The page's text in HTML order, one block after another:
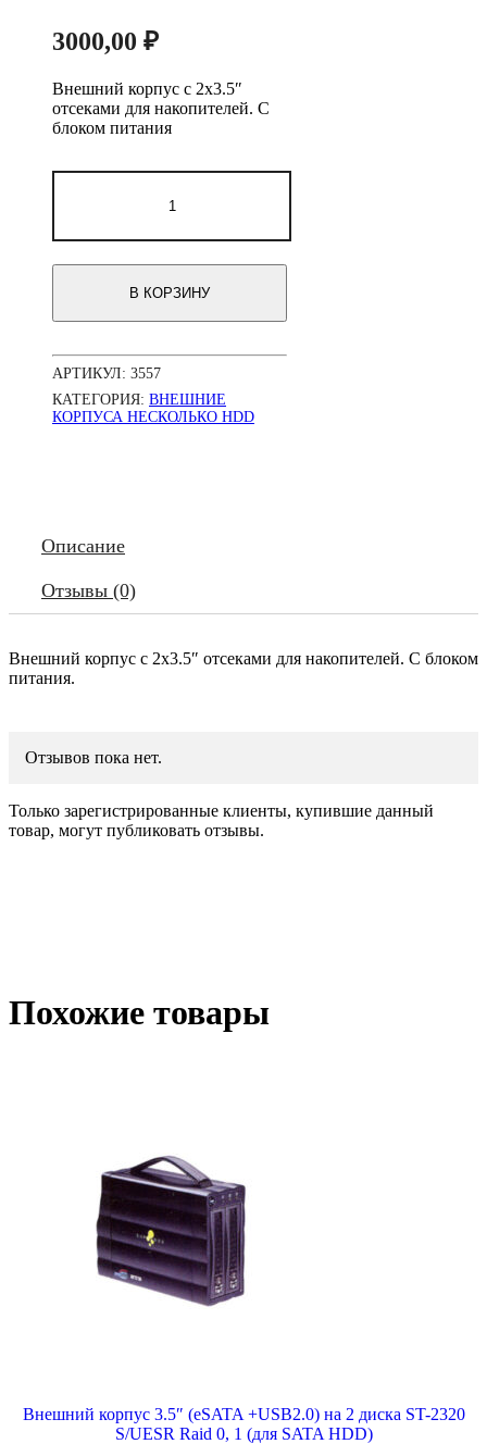
3000,00 ₽
Внешний корпус с 2х3.5″
отсеками для накопителей. С
блоком питания
товара
корпус
800)
на
диска
302FL-
02M
В КОРЗИНУ
АРТИКУЛ: 3557
КАТЕГОРИЯ: ВНЕШНИЕ
КОРПУСА НЕСКОЛЬКО HDD
Описание
Отзывы (0)
Внешний корпус с 2х3.5″ отсеками для накопителей. С блоком
питания.
Отзывов пока нет.
Только зарегистрированные клиенты, купившие данный
товар, могут публиковать отзывы.
Похожие товары
Внешний корпус 3.5″ (eSATA +USB2.0) на 2 диска ST-2320
S/UESR Raid 0, 1 (для SATA HDD)